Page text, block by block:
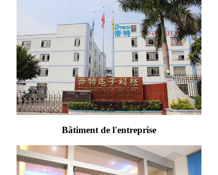
Bâtiment de l'entreprise